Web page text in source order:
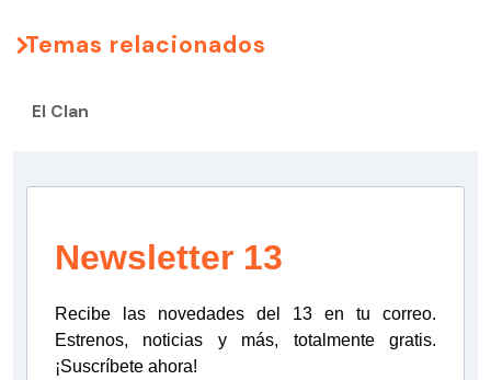
Temas relacionados
El Clan
Newsletter 13
Recibe las novedades del 13 en tu correo.
Estrenos, noticias y más, totalmente gratis.
¡Suscríbete ahora!